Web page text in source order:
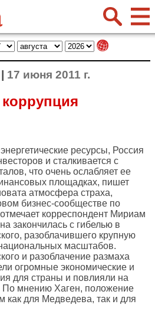
17 июня 2011 г.
ресурсы, Россия
и сталкивается с
что очень ослабляет ее
площадках, пишет
атмосфера страха,
бизнес-сообществе по
корреспондент Мириам
закончилась с гибелью в
разоблачившего крупную
масштабов.
и разоблачение размаха
огромные экономические и
для страны и повлияли на
По мнению Хаген, положение
как для Медведева, так и для